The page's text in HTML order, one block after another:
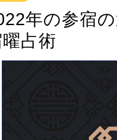
年の参宿
占術